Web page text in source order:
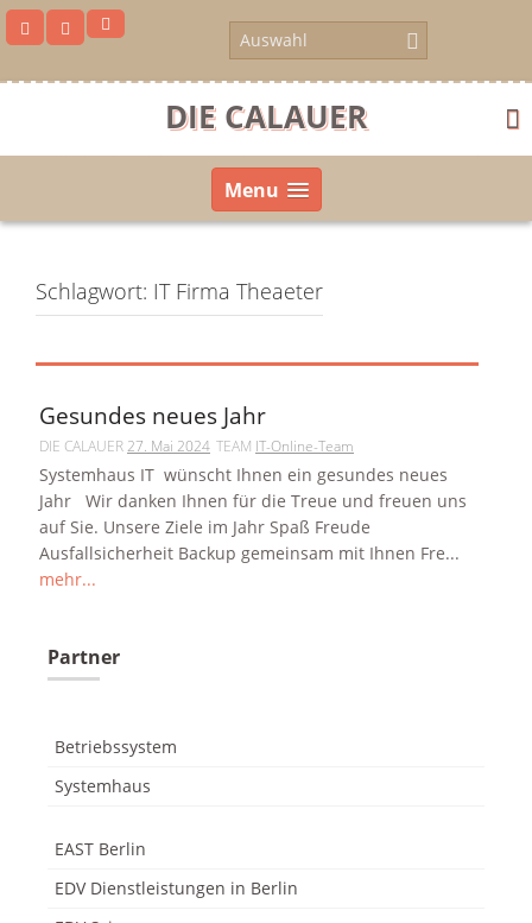
Skip
DIE CALAUER
Menu
Schlagwort: IT Firma Theaeter
Gesundes neues Jahr
DIE CALAUER27. Mai 2024 TEAM IT-Online-Team
Systemhaus IT wünscht Ihnen ein gesundes neues
Jahr Wir danken Ihnen für die Treue und freuen uns
auf Sie. Unsere Ziele im Jahr Spaß Freude
Ausfallsicherheit Backup gemeinsam mit Ihnen Fre...
mehr...
Partner
Betriebssystem
Systemhaus
EAST Berlin
EDV Dienstleistungen in Berlin